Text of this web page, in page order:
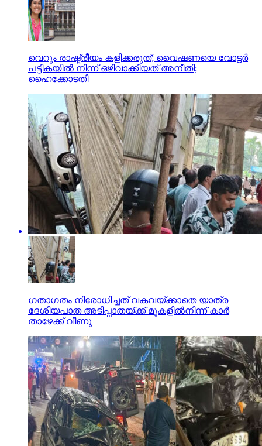
വെറും രാഷ്ട്രീയം കളിക്കരുത്; വൈഷണയെ വോട്ടര്‍
പട്ടികയില്‍ നിന്ന് ഒഴിവാക്കിയത് അനീതി;
ഹൈക്കോടതി
ഗതാഗതം നിരോധിച്ചത് വകവയ്ക്കാതെ യാത്ര
ദേശീയപാത അടിപ്പാതയ്ക്ക് മുകളില്‍നിന്ന് കാര്‍
താഴേക്ക് വീണു